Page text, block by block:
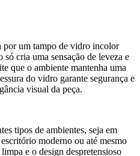
por um tampo de vidro incolor
só cria uma sensação de leveza e
que o ambiente mantenha uma
do vidro garante segurança e
visual da peça.
tipos de ambientes, seja em
moderno ou até mesmo
e o design despretensioso